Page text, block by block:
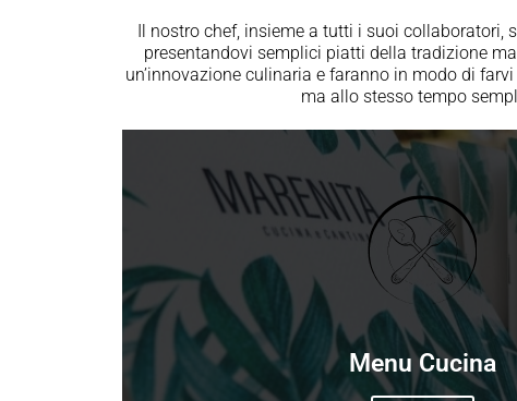
Il nostro chef, insieme a tutti i suoi collaboratori,
presentandovi semplici piatti della tradizione
un’innovazione culinaria e faranno in modo di farvi
ma allo stesso tempo
Menu Cucina